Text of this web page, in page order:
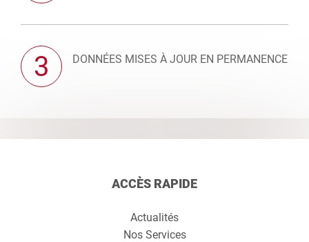
3 DONNÉES MISES À JOUR EN PERMANENCE
ACCÈS RAPIDE
Actualités
Nos Services